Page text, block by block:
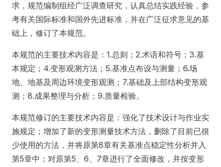
求，规范编制组经广泛调查研究，认真总结实践经验，参
考有关国际标准和国外先进标准，并在广泛征求意见的基
础上，修订了本规范。
本规范的主要技术内容是：1.总则；2.术语和符号；3.基
本规定；4.变形观测方法；5.基准点布设与测量；6.场
地、地基及周边环境变形观测；7.基础及上部结构变形观
测；8.成果整理与分析；9.质量检验。
本规范修订的主要技术内容是：强化了技术设计与作业实
施规定；增加了新的变形测量技术方法，删除了目前已很
少使用的方法，并将原第8章有关基准点稳定性分析并入
第5章中；对原第5、6、7章进行了全面修改，并按变形